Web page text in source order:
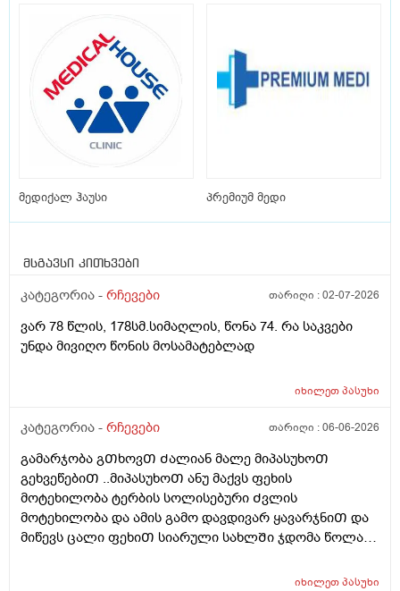
მედიქალ ჰაუსი პრემიუმ მედი
მსგავსი კითხვები
კატეგორია - რჩევები თარიღი :02-07-2026
ვარ 78 წლის, 178სმ.სიმაღლის, წონა 74. რა საკვები
უნდა მივიღო წონის მოსამატებლად
იხილეთპასუხი
კატეგორია - რჩევები თარიღი :06-06-2026
გამარჯობა გᲗხოვᲗ Ძალიან მალე მიპასუხოᲗ
გეხვეწებიᲗ ..მიპასუხოᲗ ანუ მაქვს ფეხის
მოტეხილობა ტერბის სოლისებური Ძვლის
მოტეხილობა და ამის გამო დავდივარ ყავარჯნიᲗ და
მიწევს ცალი ფეხიᲗ სიარული სახლᲨი ჯდომა წოლა
Შესვლის დროს ფეხზე ვერ დავდგები რაᲗქმაუნდა და
იხილეთპასუხი